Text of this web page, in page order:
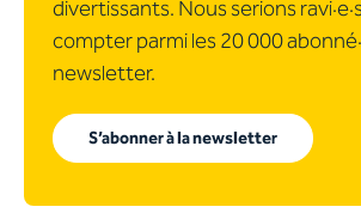
divertissants. Nous serions
compter parmi les 20 000
newsletter.
S’abonner à la newsletter